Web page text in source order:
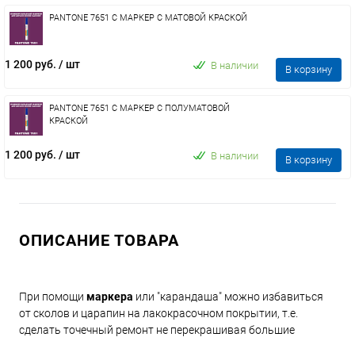
PANTONE 7651 C МАРКЕР С МАТОВОЙ КРАСКОЙ
1 200 руб. / шт В наличии В корзину
PANTONE 7651 C МАРКЕР С ПОЛУМАТОВОЙ
КРАСКОЙ
1 200 руб. / шт В наличии В корзину
ОПИСАНИЕ ТОВАРА
При помощи маркера или "карандаша" можно избавиться
от сколов и царапин на лакокрасочном покрытии, т.е.
сделать точечный ремонт не перекрашивая большие